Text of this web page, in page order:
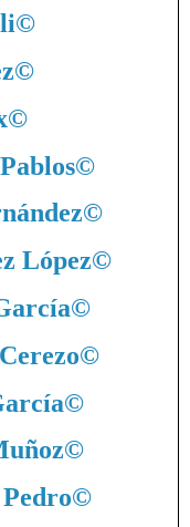
©
©
©
©
©
López©
©
©
©
©
©